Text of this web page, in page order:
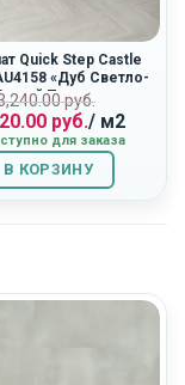
Quick Step Castle
«Дуб Светло-
Патина»
руб.
цена
составляла
3,240.00
руб..
руб.
Текущая
цена:
1,620.00
руб..
/ м2
для заказа
В КОРЗИНУ